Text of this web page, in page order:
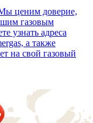
Мы ценим доверие,
газовым
узнать адреса
а также
на свой газовый